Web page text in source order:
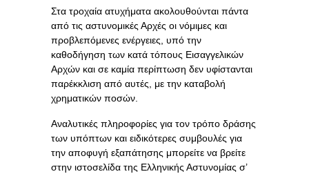
Στα τροχαία ατυχήματα ακολουθούνται πάντα
από τις αστυνομικές Αρχές οι νόμιμες και
προβλεπόμενες ενέργειες, υπό την
καθοδήγηση των κατά τόπους Εισαγγελικών
Αρχών και σε καμία περίπτωση δεν υφίστανται
παρέκκλιση από αυτές, με την καταβολή
χρηματικών ποσών.
Αναλυτικές πληροφορίες για τον τρόπο δράσης
των υπόπτων και ειδικότερες συμβουλές για
την αποφυγή εξαπάτησης μπορείτε να βρείτε
στην ιστοσελίδα της Ελληνικής Αστυνομίας σ’